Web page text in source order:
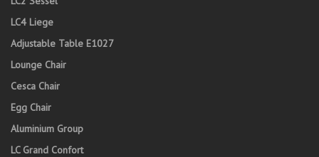
LC4 Liege
Adjustable Table E1027
Lounge Chair
Cesca Chair
Egg Chair
Aluminium Group
LC Grand Confort